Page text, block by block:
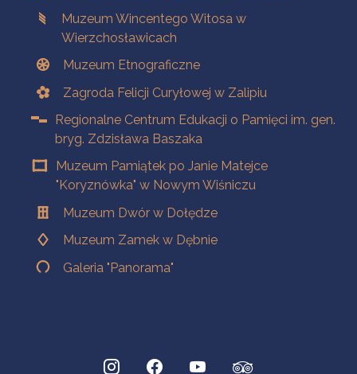
Muzeum Wincentego Witosa w
Wierzchosławicach
Muzeum Etnograficzne
Zagroda Felicji Curyłowej w Zalipiu
Regionalne Centrum Edukacji o Pamięci im. gen.
bryg. Zdzisława Baszaka
Muzeum Pamiątek po Janie Matejce
"Koryznówka" w Nowym Wiśniczu
Muzeum Dwór w Dołędze
Muzeum Zamek w Dębnie
Galeria "Panorama"